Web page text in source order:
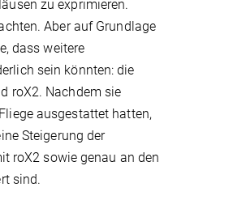
zu exprimieren.
Aber auf Grundlage
dass weitere
sein könnten: die
roX2. Nachdem sie
ausgestattet hatten,
Steigerung der
roX2 sowie genau an den
sind.